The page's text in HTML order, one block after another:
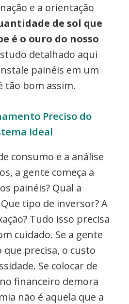
e a orientação
de sol que
é o ouro do nosso
detalhado aqui
painéis em um
tão bom assim.
Preciso do
Ideal
consumo e a análise
a gente começa a
painéis? Qual a
tipo de inversor? A
Tudo isso precisa
cuidado. Se a gente
que precisa, o custo
Se colocar de
financeiro demora
não é aquela que a